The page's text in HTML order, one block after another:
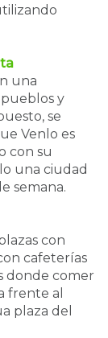
una
y
se
Venlo es
con su
una ciudad
semana.
con
cafeterías
donde comer
frente al
plaza del